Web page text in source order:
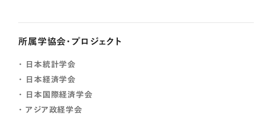
所属学協会・プロジェクト
日本統計学会
日本経済学会
日本国際経済学会
アジア政経学会